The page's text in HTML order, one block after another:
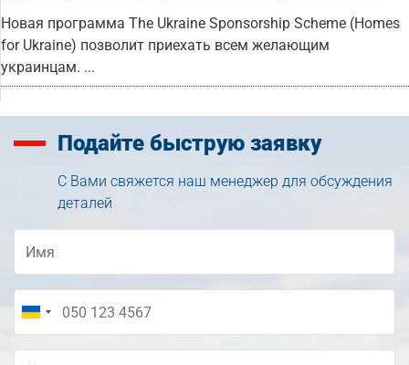
Новая программа The Ukraine Sponsorship Scheme (Homes
for Ukraine) позволит приехать всем желающим
украинцам. ...
Подайте быструю заявку
С Вами свяжется наш менеджер для обсуждения
деталей